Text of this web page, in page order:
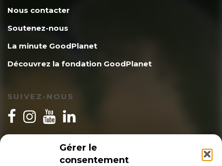
Gérer le
consentement
Nous contacter
Soutenez-nous
La minute GoodPlanet
Découvrez la fondation GoodPlanet
SUIVEZ-NOUS
INSCRIPTION NEWSLETTER